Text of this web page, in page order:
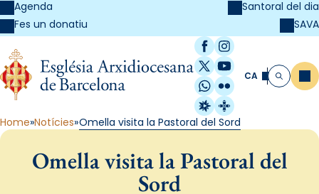
Agenda
Fes un donatiu
Santoral del dia
SAVA
Facebook
Instagram
X / Twitter
YouTube
WhatsApp
Flickr
Radio Estel
Catalunya
CA Cerca
Home Notícies Omella visita la Pastoral del Sord
Omella visita la Pastoral del
Sord